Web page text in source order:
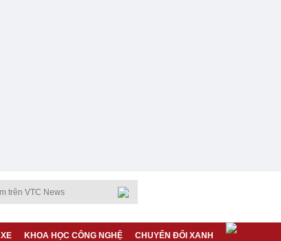
XE KHOA HỌC CÔNG NGHỆ CHUYỂN ĐỔI XANH